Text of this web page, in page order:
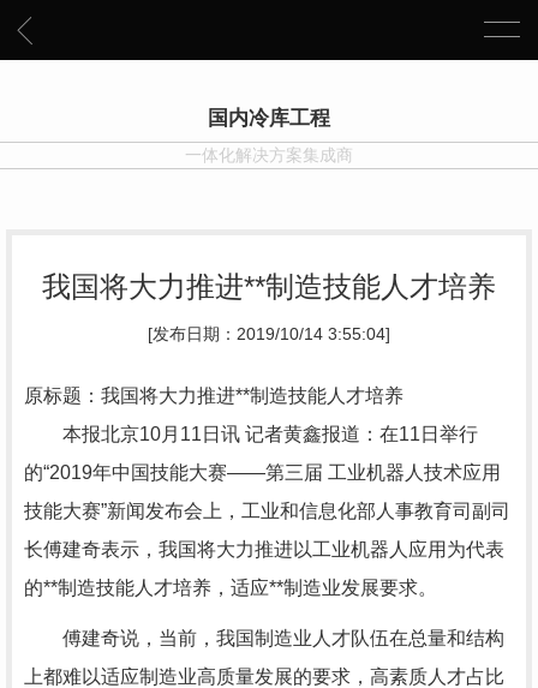
国内冷库工程
一体化解决方案集成商
我国将大力推进**制造技能人才培养
[发布日期：2019/10/14 3:55:04]
原标题：我国将大力推进**制造技能人才培养
本报北京10月11日讯 记者黄鑫报道：在11日举行
的“2019年中国技能大赛——第三届 工业机器人技术应用
技能大赛”新闻发布会上，工业和信息化部人事教育司副司
长傅建奇表示，我国将大力推进以工业机器人应用为代表
的**制造技能人才培养，适应**制造业发展要求。
傅建奇说，当前，我国制造业人才队伍在总量和结构
上都难以适应制造业高质量发展的要求，高素质人才占比